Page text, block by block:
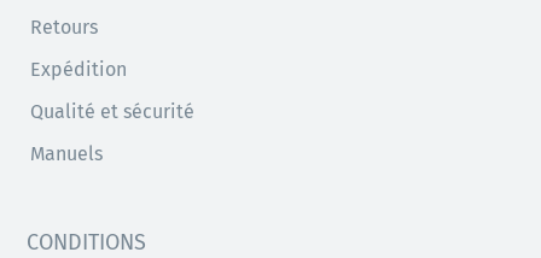
Retours
Expédition
Qualité et sécurité
Manuels
CONDITIONS